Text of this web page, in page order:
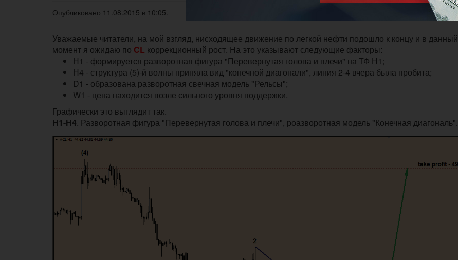
Опубликовано 11.08.2015 в 10:05.
Уважаемые читатели, на мой взгляд, нисходящее движение по легкой нефти подошло к концу и в данный
момент я ожидаю по CL коррекционный рост. На это указывают следующие факторы:
Н1 - формируется разворотная фигура "Перевернутая голова и плечи" на ТФ Н1;
Н4 - структура (5)-й волны приняла вид "конечной диагонали", линия 2-4 вчера была пробита;
D1 - образована разворотная свечная модель "Рельсы";
W1 - цена находится возле сильного уровня поддержки.
Графически это выглядит так.
Н1-Н4. Разворотная фигура "Перевернутая голова и плечи", роазворотная модель "Конечная диагональ".